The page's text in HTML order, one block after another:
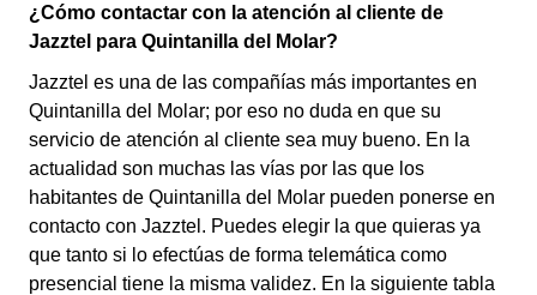
¿Cómo contactar con la atención al cliente de
Jazztel para Quintanilla del Molar?
Jazztel es una de las compañías más importantes en
Quintanilla del Molar; por eso no duda en que su
servicio de atención al cliente sea muy bueno. En la
actualidad son muchas las vías por las que los
habitantes de Quintanilla del Molar pueden ponerse en
contacto con Jazztel. Puedes elegir la que quieras ya
que tanto si lo efectúas de forma telemática como
presencial tiene la misma validez. En la siguiente tabla